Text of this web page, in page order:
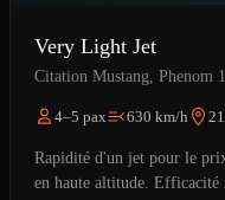
Very Light Jet
Citation Mustang, Phenom
4–5 pax 630 km/h
Rapidité d'un jet pour le
en haute altitude. Efficacité